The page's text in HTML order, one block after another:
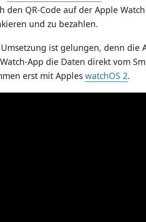
den QR-Code auf der Apple
und zu bezahlen.
ist gelungen, denn die
App die Daten direkt vom
erst mit Apples watchOS 2.